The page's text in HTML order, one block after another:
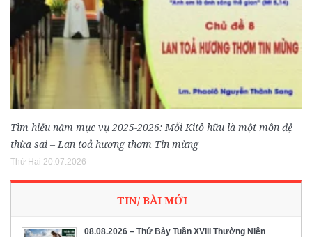
Tìm hiểu năm mục vụ 2025-2026: Mỗi Kitô hữu là một môn đệ
thừa sai – Lan toả hương thơm Tin mừng
Thứ Hai 20.07.2026
TIN/ BÀI MỚI
08.08.2026 – Thứ Bảy Tuần XVIII Thường Niên